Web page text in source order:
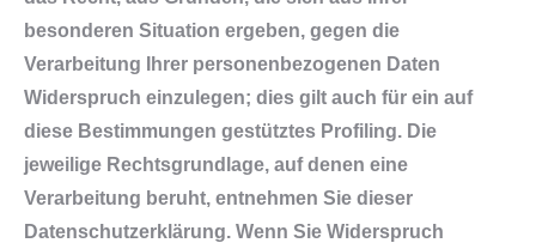
besonderen Situation ergeben, gegen die
Verarbeitung Ihrer personenbezogenen Daten
Widerspruch einzulegen; dies gilt auch für ein auf
diese Bestimmungen gestütztes Profiling. Die
jeweilige Rechtsgrundlage, auf denen eine
Verarbeitung beruht, entnehmen Sie dieser
Datenschutzerklärung. Wenn Sie Widerspruch